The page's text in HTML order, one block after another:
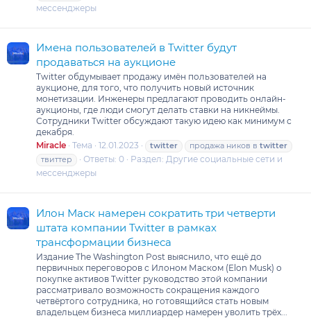
мессенджеры
Имена пользователей в Twitter будут
продаваться на аукционе
Twitter обдумывает продажу имён пользователей на
аукционе, для того, что получить новый источник
монетизации. Инженеры предлагают проводить онлайн-
аукционы, где люди смогут делать ставки на никнеймы.
Сотрудники Twitter обсуждают такую идею как минимум с
декабря.
Miracle Тема 12.01.2023 twitter продажа ников в twitter
твиттер
Ответы: 0 Раздел: Другие социальные сети и
мессенджеры
Илон Маск намерен сократить три четверти
штата компании Twitter в рамках
трансформации бизнеса
Издание The Washington Post выяснило, что ещё до
первичных переговоров с Илоном Маском (Elon Musk) о
покупке активов Twitter руководство этой компании
рассматривало возможность сокращения каждого
четвёртого сотрудника, но готовящийся стать новым
владельцем бизнеса миллиардер намерен уволить трёх...